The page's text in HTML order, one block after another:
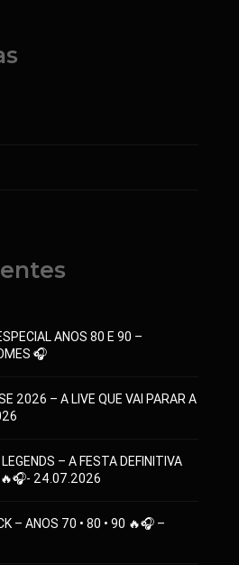
ANOS 80 E 90 –
🎧
2026 – A LIVE QUE VAI PARAR A
– A FESTA DEFINITIVA
🔥🎧- 24.07.2026
– ANOS 70 • 80 • 90 🔥🎧 –